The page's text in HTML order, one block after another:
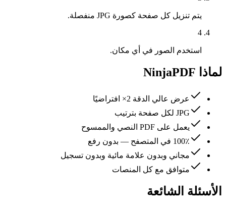
يتم تنزيل كل صفحة كصورة JPG منفصلة.
4
استخدم الصور في أي مكان.
لماذا NinjaPDF
عرض عالي الدقة 2× افتراضيًا
JPG لكل صفحة بترتيب
يعمل على PDF النصي والممسوح
100٪ في المتصفح — بدون رفع
مجاني وبدون علامة مائية وبدون تسجيل
متوافق مع كل المنصات
الأسئلة الشائعة